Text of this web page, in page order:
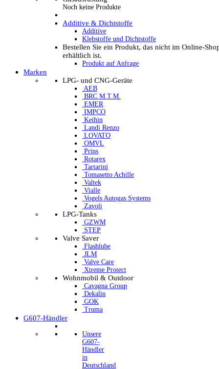
Noch keine Produkte
Additive & Dichtstoffe
Additive
Klebstoffe und Dichtstoffe
Bestellen Sie ein Produkt, das nicht im Online-
erhältlich ist.
Produkt auf Anfrage
Marken
LPG- und CNG-Geräte
AEB
BRC M.T.M.
EMER
IMPCO
Keihin
Landi Renzo
LOVATO
OMVL
Prins
Rotarex
Tartarini
Tomasetto Achille
Valtek
Vialle
Vogels Autogas Systems
Zavoli
LPG-Tanks
GZWM
STEP
Valve Saver
Flashlube
JLM
Valve Care
Xtreme Protect
Wohnmobil & Outdoor
Cavagna Group
Dekalin
GOK
Truma
G607-Händler
Unsere
G607-
Händler
in
Deutschland